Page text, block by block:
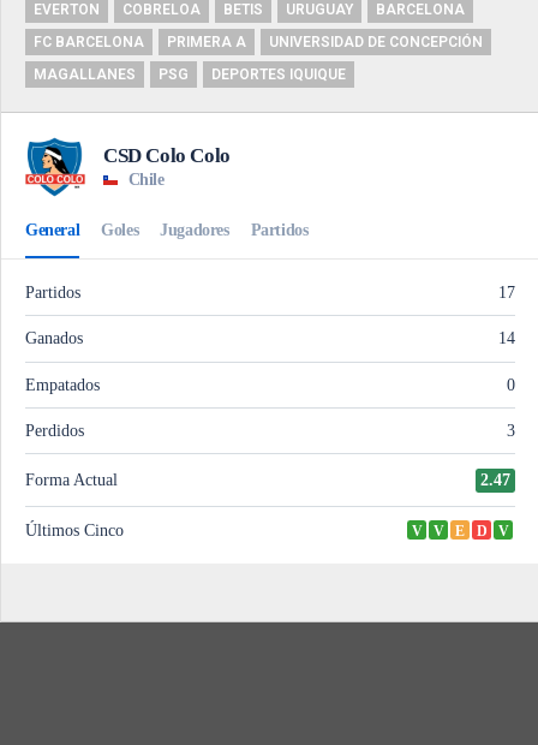
EVERTON
COBRELOA BETIS URUGUAY
BARCELONA
FC BARCELONA
PRIMERA A
UNIVERSIDAD DE CONCEPCIÓN
MAGALLANES
PSG DEPORTES IQUIQUE